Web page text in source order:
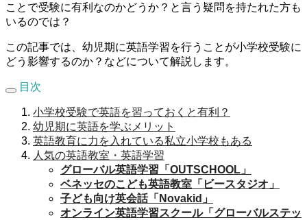
ことで受験に有利なのかどうか？と言う疑問を持たれた方も
いるのでは？
この記事では、幼児期に英語学習を行うことが小学校受験に
どう影響するのか？などについて解説します。
目次
小学校受験で英語を習っておくと有利？
幼児期に英語を学ぶメリット
英語教育に力を入れている私立小学校もある
人気の英語教室・英語学習
グローバル英語学習「OUTSCHOOL」
ベネッセのこども英語教室「ビースタジオ」
子ども向け英会話「Novakid」
オンライン英語学習スクール「グローバルステッ